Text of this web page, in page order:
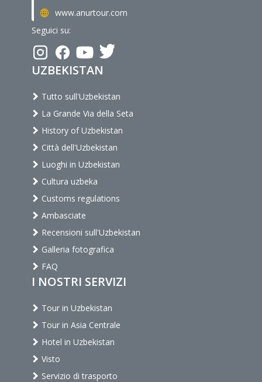
www.anurtour.com
Seguici su:
UZBEKISTAN
Tutto sull'Uzbekistan
La Grande Via della Seta
History of Uzbekistan
Città dell'Uzbekistan
Luoghi in Uzbekistan
Cultura uzbeka
Customs regulations
Ambasciate
Recensioni sull'Uzbekistan
Galleria fotografica
FAQ
I NOSTRI SERVIZI
Tour in Uzbekistan
Tour in Asia Centrale
Hotel in Uzbekistan
Visto
Servizio di trasporto